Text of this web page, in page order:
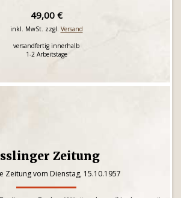
49,00 €
inkl. MwSt. zzgl. Versand
versandfertig innerhalb
1-2 Arbeitstage
Zeitung
Zeitung vom Dienstag, 15.10.1957